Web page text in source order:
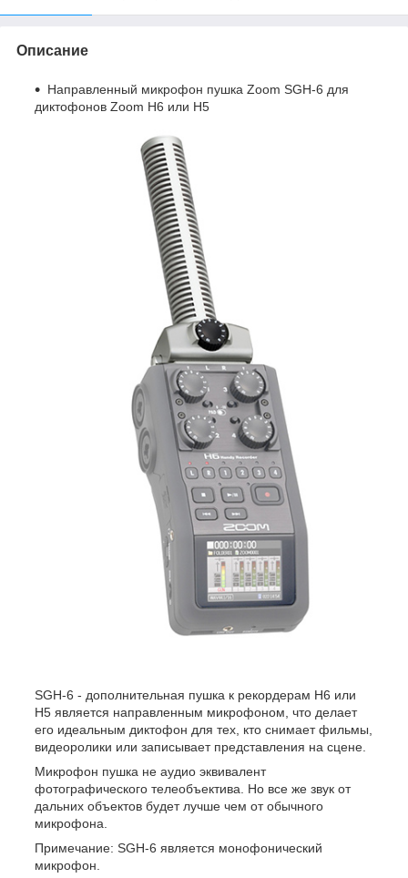
Описание
Направленный микрофон пушка Zoom SGH-6 для
диктофонов Zoom H6 или H5
SGH-6 - дополнительная пушка к рекордерам H6 или
H5 является направленным микрофоном, что делает
его идеальным диктофон для тех, кто снимает фильмы,
видеоролики или записывает представления на сцене.
Микрофон пушка не аудио эквивалент
фотографического телеобъектива. Но все же звук от
дальних объектов будет лучше чем от обычного
микрофона.
Примечание: SGH-6 является монофонический
микрофон.